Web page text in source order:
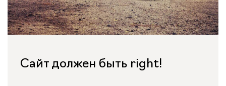
Сайт должен быть right!